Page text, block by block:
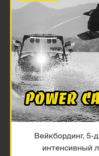
Вейкбординг, 5-
интенсивный